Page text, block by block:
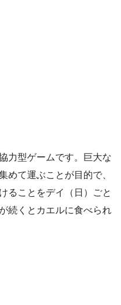
力型ゲームです。巨大な
めて運ぶことが目的で、
ることをデイ（日）ごと
続くとカエルに食べられ